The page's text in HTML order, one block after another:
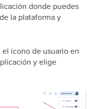
donde puedes
la plataforma y
el icono de usuario en
y elige